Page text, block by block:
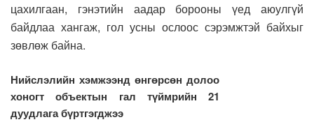
цахилгаан, гэнэтийн аадар борооны үед аюулгүй
байдлаа хангаж, гол усны ослоос сэрэмжтэй байхыг
зөвлөж байна.
Нийслэлийн хэмжээнд өнгөрсөн долоо
хоногт объектын гал түймрийн 21
дуудлага бүртгэгджээ